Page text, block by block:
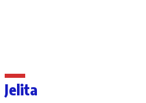
Jelita